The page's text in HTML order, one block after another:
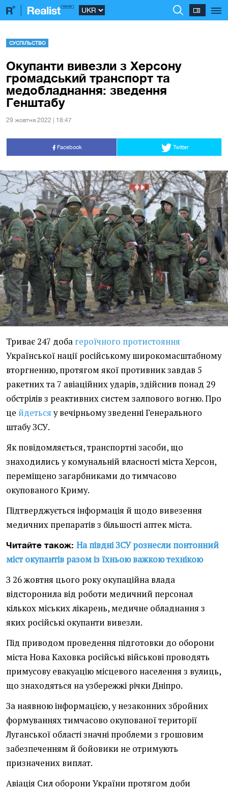
СУСПІЛЬСТВО
Окупанти вивезли з Херсону
громадський транспорт та
медобладнання: зведення
Генштабу
29 жовтня 2022 | 18:47
Facebook Twitter
Триває 247 доба героїчного протистояння
Української нації російському широкомасштабному
вторгненню, протягом якої противник завдав 5
ракетних та 7 авіаційних ударів, здійснив понад 29
обстрілів з реактивних систем залпового вогню. Про
це йдетьсяу вечірньому зведенні Генерального
штабу ЗСУ.
Як повідомляється, транспортні засоби, що
знаходились у комунальній власності міста Херсон,
переміщено загарбниками до тимчасово
окупованого Криму.
Підтверджується інформація й щодо вивезення
медичних препаратів з більшості аптек міста.
Читайте також: На півдні ЗСУ рознесли понтонний
міст окупантів разом із їхньою важкою технікою
З 26 жовтня цього року окупаційна влада
відсторонила від роботи медичний персонал
кількох міських лікарень, медичне обладнання з
яких російські окупанти вивезли.
Під приводом проведення підготовки до оборони
міста Нова Каховка російські військові проводять
примусову евакуацію місцевого населення з вулиць,
що знаходяться на узбережжі річки Дніпро.
За наявною інформацією, у незаконних збройних
формуваннях тимчасово окупованої території
Луганської області значні проблеми з грошовим
забезпеченням й бойовики не отримують
призначених виплат.
Авіація Сил оборони України протягом доби